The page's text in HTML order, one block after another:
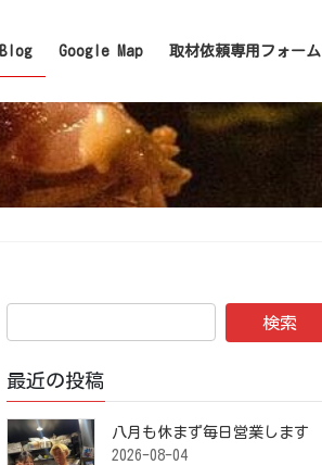
Blog Google Map 取材依頼専用フォーム
最近の投稿
八月も休まず毎日営業します️ ⁡
2026-08-04